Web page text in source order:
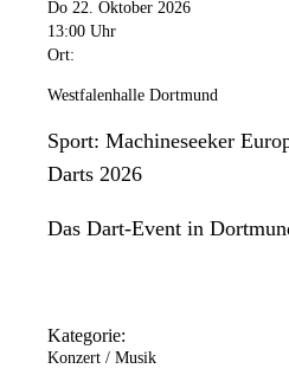
Do 22. Oktober 2026
13:00 Uhr
Ort:
Westfalenhalle Dortmund
Sport: Machineseeker
Darts 2026
Das Dart-Event in
Kategorie:
Konzert / Musik